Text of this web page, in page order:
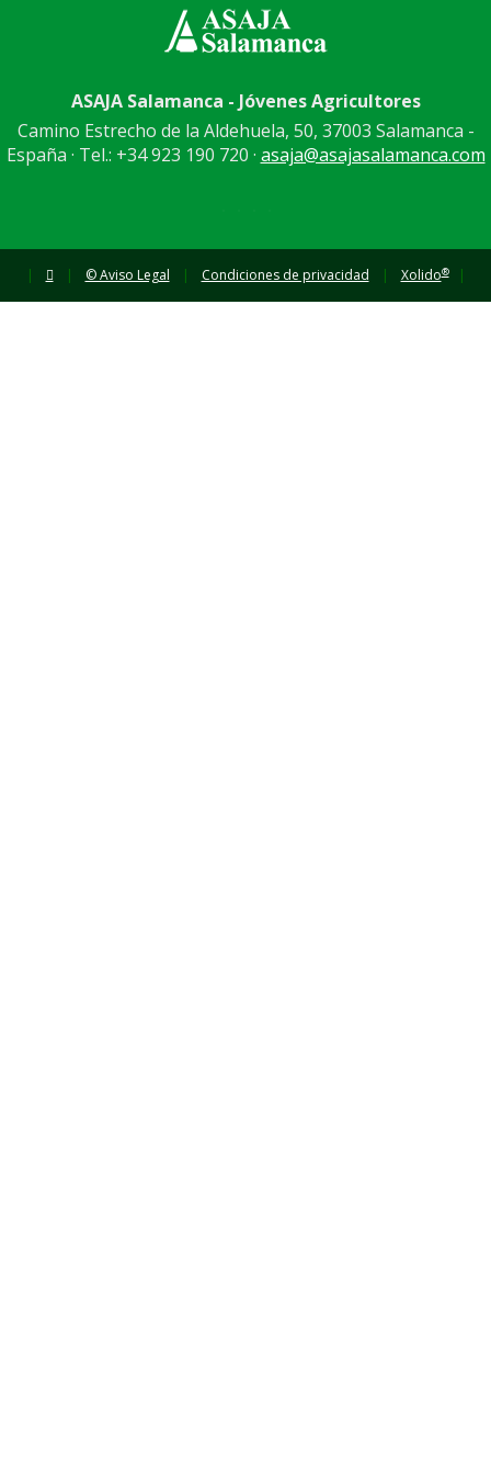
ASAJA Salamanca - Jóvenes Agricultores
Camino Estrecho de la Aldehuela, 50, 37003 Salamanca -
España · Tel.: +34 923 190 720 · asaja@asajasalamanca.com
| | © Aviso Legal | Condiciones de privacidad | Xolido® |